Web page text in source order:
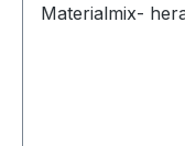
Materialmix-